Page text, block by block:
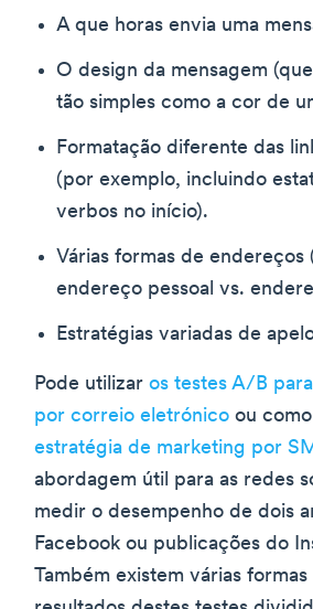
A que horas envia uma
O design da mensagem
tão simples como a cor de
Formatação diferente das
(por exemplo, incluindo
verbos no início).
Várias formas de endereços
endereço pessoal vs.
Estratégias variadas de
Pode utilizar os testes A/B
por correio eletrónico ou
estratégia de marketing por
abordagem útil para as redes
medir o desempenho de dois
Facebook ou publicações do
Também existem várias